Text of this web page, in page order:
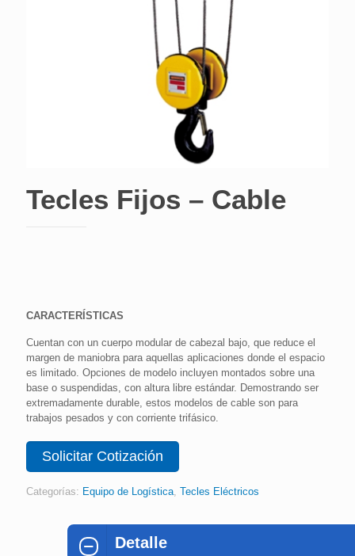
Tecles Fijos – Cable
CARACTERÍSTICAS
Cuentan con un cuerpo modular de cabezal bajo, que reduce el
margen de maniobra para aquellas aplicaciones donde el espacio
es limitado. Opciones de modelo incluyen montados sobre una
base o suspendidas, con altura libre estándar. Demostrando ser
extremadamente durable, estos modelos de cable son para
trabajos pesados y con corriente trifásico.
Solicitar Cotización
Categorías: Equipo de Logística, Tecles Eléctricos
Detalle